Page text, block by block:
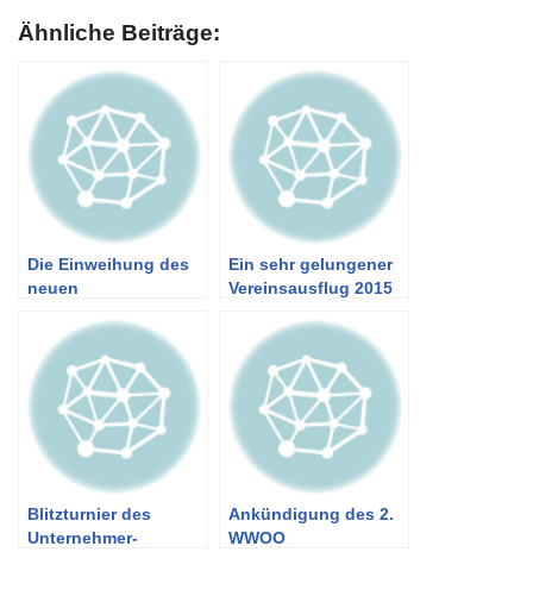
Ähnliche Beiträge:
Die Einweihung des
neuen
Ein sehr gelungener
Vereinsausflug 2015
Kelheim
Blitzturnier des
Unternehmer-
Ankündigung des 2.
WWOO